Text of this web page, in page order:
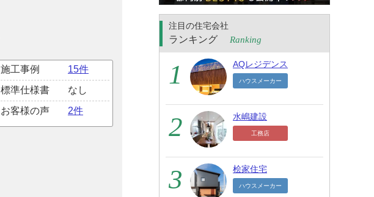
施工事例
15件
標準仕様書
なし
お客様の声
2件
注目の住宅会社
ランキング Ranking
AQレジデンス
ハウスメーカー
水嶋建設
工務店
桧家住宅
ハウスメーカー